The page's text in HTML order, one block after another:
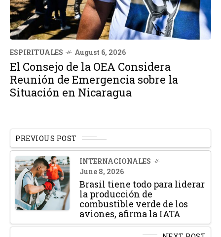
ESPIRITUALES August 6, 2026
El Consejo de la OEA Considera
Reunión de Emergencia sobre la
Situación en Nicaragua
PREVIOUS POST
INTERNACIONALES
June 8, 2026
Brasil tiene todo para liderar
la producción de
combustible verde de los
aviones, afirma la IATA